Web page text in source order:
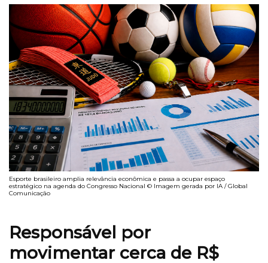
Esporte brasileiro amplia relevância econômica e passa a ocupar espaço
estratégico na agenda do Congresso Nacional © Imagem gerada por IA / Global
Comunicação
Responsável por
movimentar cerca de R$